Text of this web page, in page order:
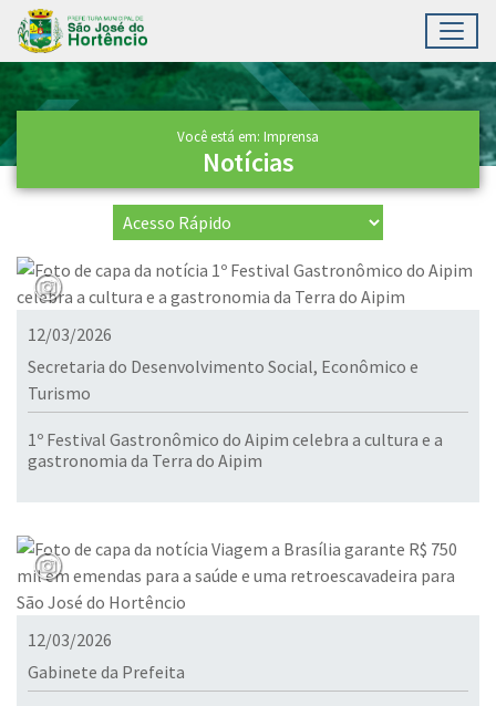
Ir para conteúdo principal
Conteúdo Principal
Você está em: Imprensa
Notícias
12/03/2026
Secretaria do Desenvolvimento Social, Econômico e
Turismo
1º Festival Gastronômico do Aipim celebra a cultura e a
gastronomia da Terra do Aipim
12/03/2026
Gabinete da Prefeita